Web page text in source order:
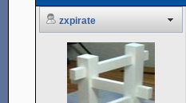
zxpirate